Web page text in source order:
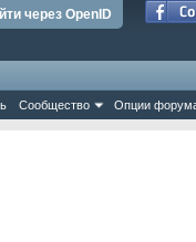
через OpenID
Сообщество Опции